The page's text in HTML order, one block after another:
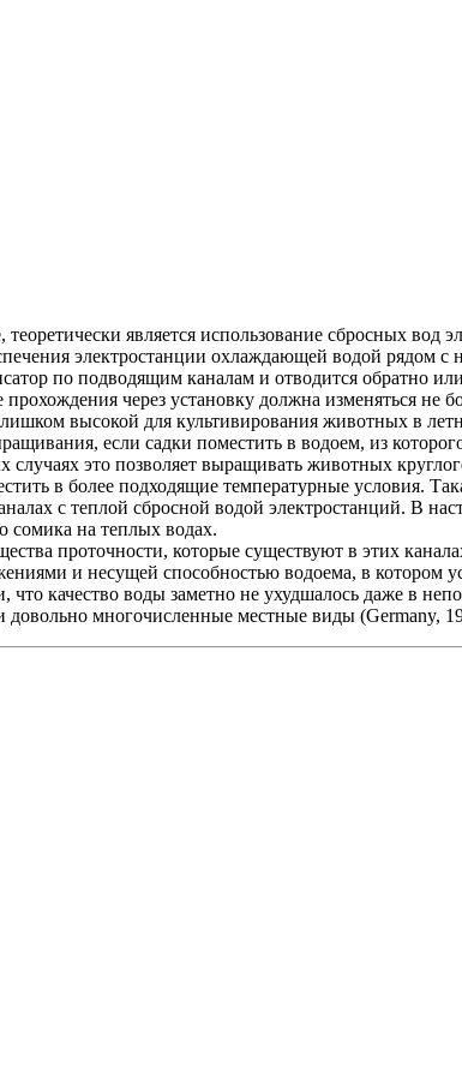
является использование сбросных вод
электростанции охлаждающей водой рядом
по подводящим каналам и отводится обратно
через установку должна изменяться не
высокой для культивирования животных в
если садки поместить в водоем, из
это позволяет выращивать животных
в более подходящие температурные условия.
с теплой сбросной водой электростанций. В
сомика на теплых водах.
проточности, которые существуют в этих
и несущей способностью водоема, в котором
качество воды заметно не ухудшалось даже в
довольно многочисленные местные виды (Germany,